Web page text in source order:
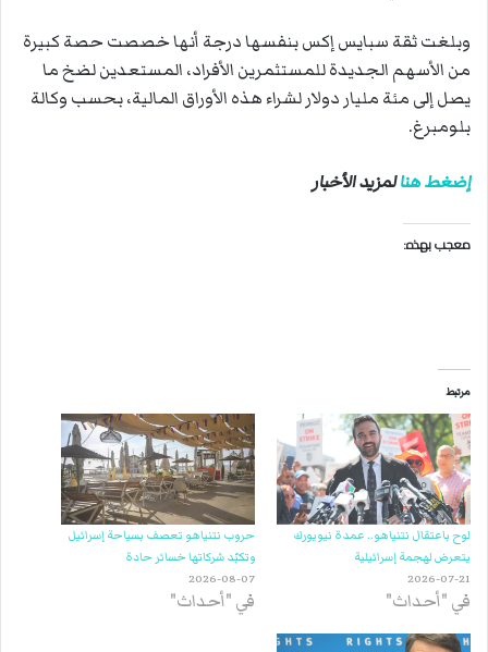
وبلغت ثقة سبايس إكس بنفسها درجة أنها خصصت حصة كبيرة
من الأسهم الجديدة للمستثمرين الأفراد، المستعدين لضخ ما
يصل إلى مئة مليار دولار لشراء هذه الأوراق المالية، بحسب وكالة
بلومبرغ.
إضغط هنالمزيد الأخبار
معجب بهذه:
مرتبط
لوح باعتقال نتنياهو.. عمدة نيويورك
يتعرض لهجمة إسرائيلية
2026-07-21
في "أحداث"
حروب نتنياهو تعصف بسياحة إسرائيل
وتكبّد شركاتها خسائر حادة
2026-08-07
في "أحداث"